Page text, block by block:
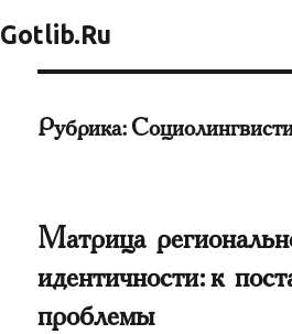
Gotlib.Ru
Рубрика:
Матрица
идентичности: к
проблемы